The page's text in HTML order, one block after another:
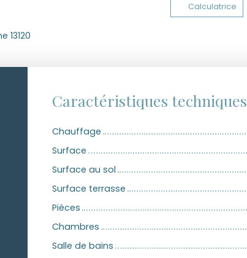
Calculatrice
13120
Caractéristiques techniques
Chauffage
Surface
Surface au sol
Surface terrasse
Pièces
Chambres
Salle de bains